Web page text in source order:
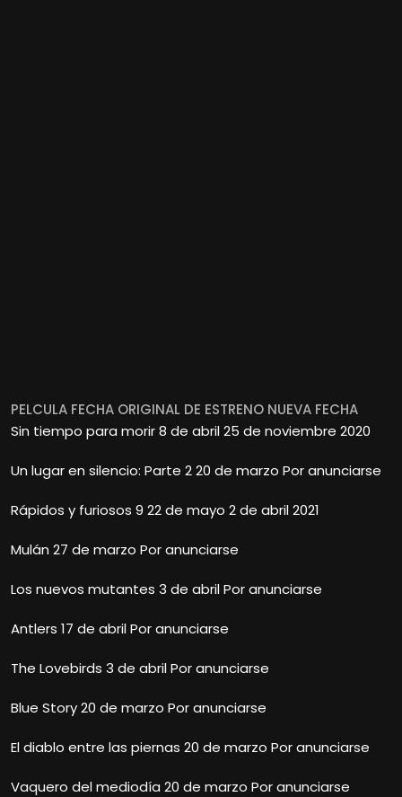
PELCULA FECHA ORIGINAL DE ESTRENO NUEVA FECHA
Sin tiempo para morir 8 de abril 25 de noviembre 2020
Un lugar en silencio: Parte 2 20 de marzo Por anunciarse
Rápidos y furiosos 9 22 de mayo 2 de abril 2021
Mulán 27 de marzo Por anunciarse
Los nuevos mutantes 3 de abril Por anunciarse
Antlers 17 de abril Por anunciarse
The Lovebirds 3 de abril Por anunciarse
Blue Story 20 de marzo Por anunciarse
El diablo entre las piernas 20 de marzo Por anunciarse
Vaquero del mediodía 20 de marzo Por anunciarse